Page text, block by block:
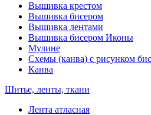
Вышивка крестом
Вышивка бисером
Вышивка лентами
Вышивка бисером Иконы
Мулине
Схемы (канва) с рисунком
Канва
Шитье, ленты, ткани
Лента атласная